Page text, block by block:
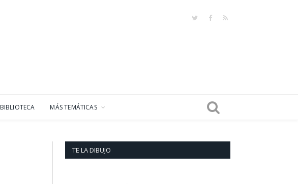
TwitterFacebook
RSS
BIBLIOTECA MÁS TEMÁTICAS
TE LA DIBUJO